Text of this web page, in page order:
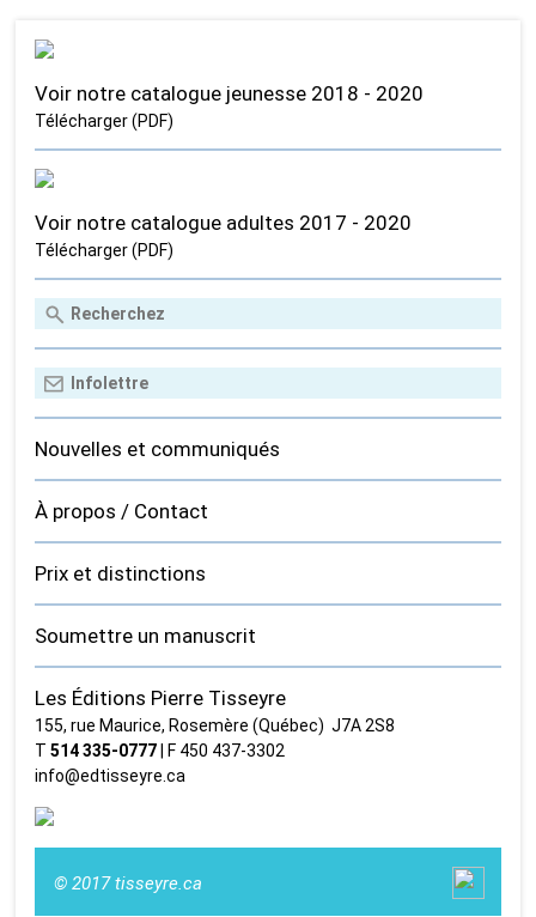
Voir notre catalogue jeunesse 2018 - 2020
Télécharger (PDF)
Voir notre catalogue adultes 2017 - 2020
Télécharger (PDF)
Nouvelles et communiqués
À propos / Contact
Prix et distinctions
Soumettre un manuscrit
Les Éditions Pierre Tisseyre
155, rue Maurice, Rosemère (Québec) J7A 2S8
T514 335‑0777 | F 450 437‑3302
info@edtisseyre.ca
© 2017 tisseyre.ca